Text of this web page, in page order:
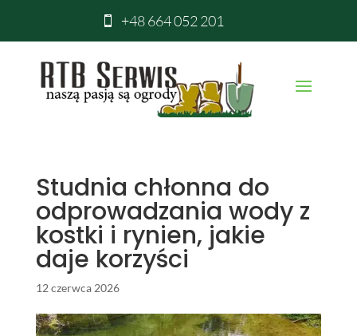
 +48 664 052 201
Studnia chłonna do
odprowadzania wody z
kostki i rynien, jakie
daje korzyści
12 czerwca 2026